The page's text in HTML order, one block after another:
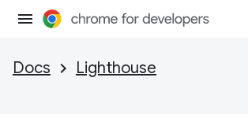
Docs Lighthouse